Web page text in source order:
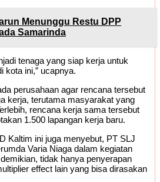
Menunggu Restu DPP
Samarinda
tenaga yang siap kerja untuk
kota ini,” ucapnya.
perusahaan agar rencana tersebut
kerja, terutama masyarakat yang
rencana kerja sama tersebut
1.500 lapangan kerja baru.
Kaltim ini juga menyebut, PT SLJ
Varia Niaga dalam kegiatan
tidak hanya penyerapan
effect lain yang bisa dirasakan